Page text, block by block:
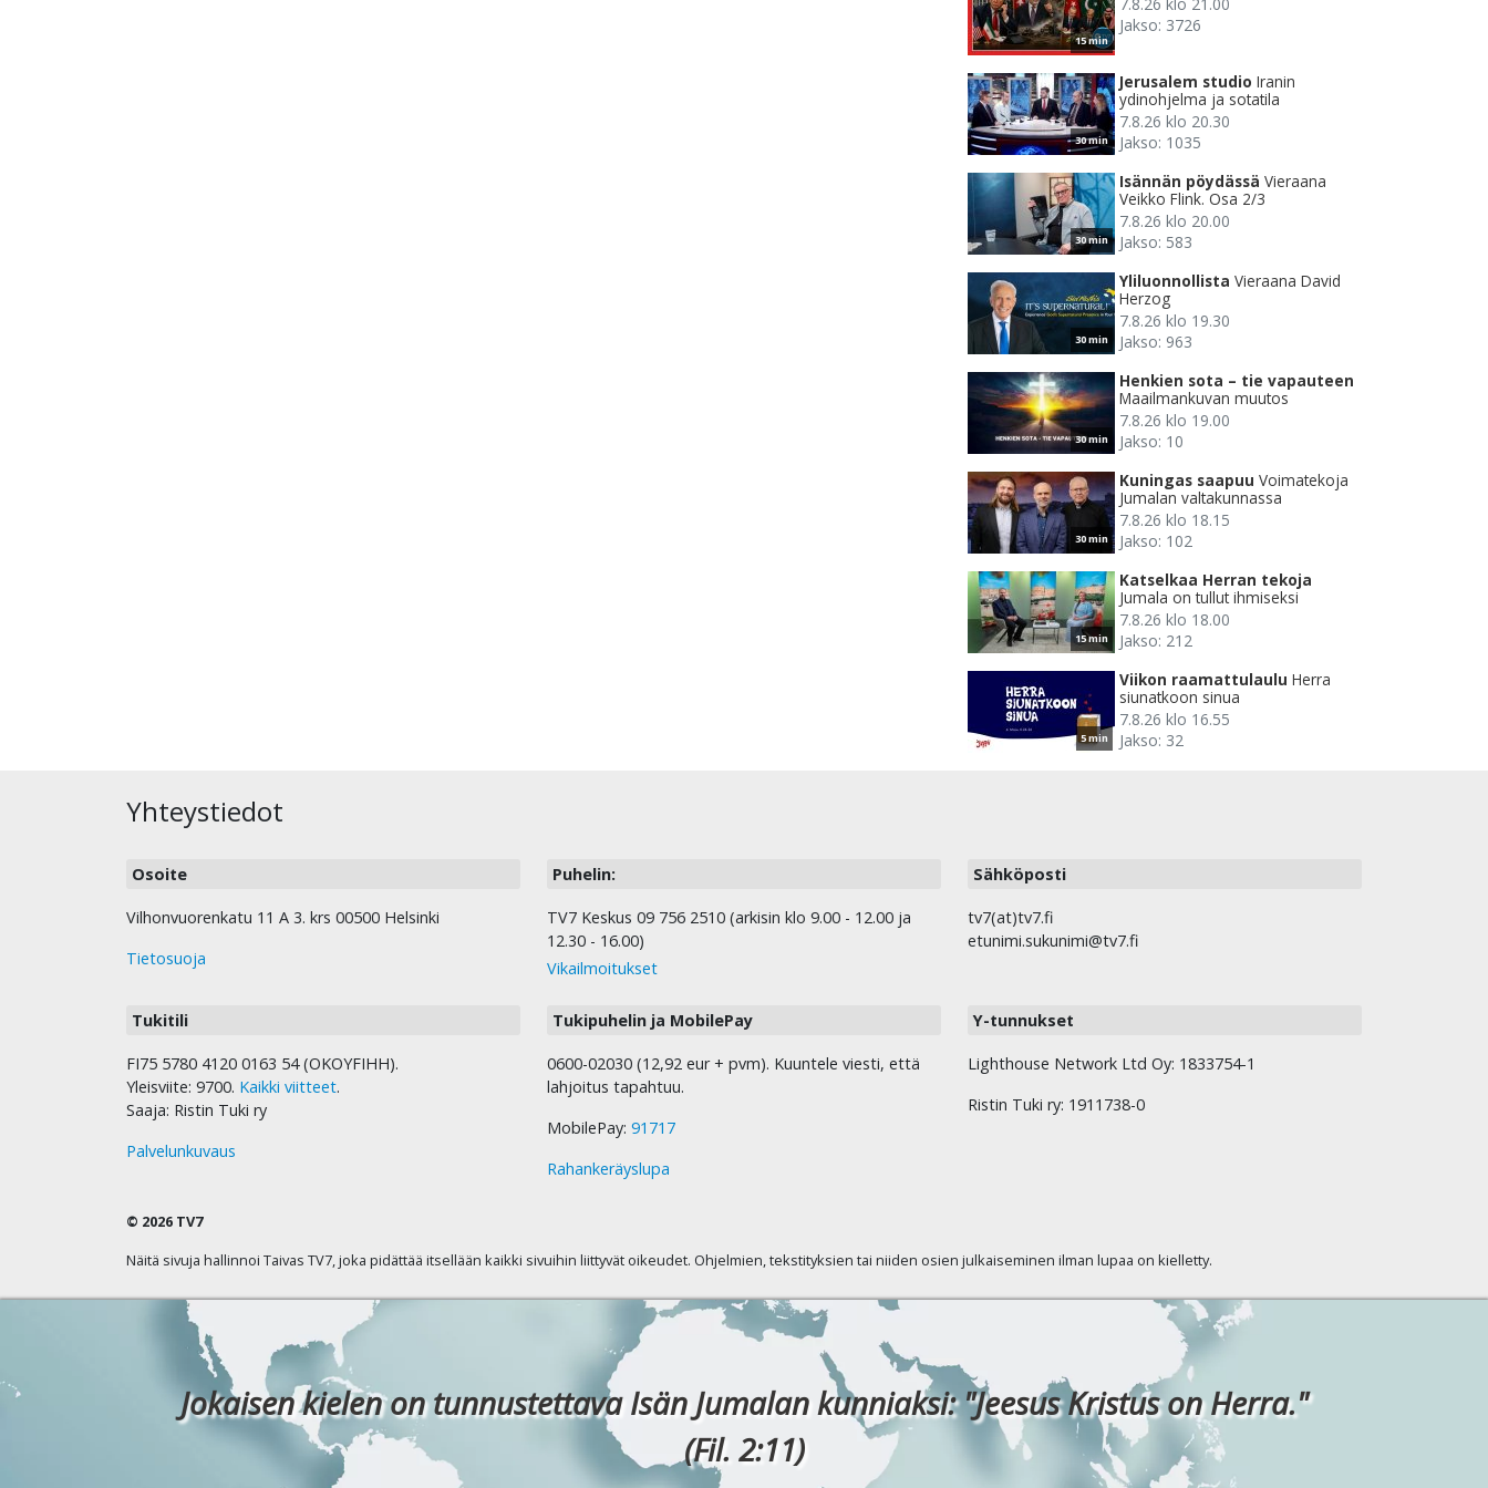
15 min
7.8.26 klo 21.00
Jakso: 3726
30 min
Jerusalem studio Iranin
ydinohjelma ja sotatila
7.8.26 klo 20.30
Jakso: 1035
30 min
Isännän pöydässä Vieraana
Veikko Flink. Osa 2/3
7.8.26 klo 20.00
Jakso: 583
30 min
Yliluonnollista Vieraana David
Herzog
7.8.26 klo 19.30
Jakso: 963
30 min
Henkien sota – tie vapauteen
Maailmankuvan muutos
7.8.26 klo 19.00
Jakso: 10
30 min
Kuningas saapuu Voimatekoja
Jumalan valtakunnassa
7.8.26 klo 18.15
Jakso: 102
15 min
Katselkaa Herran tekoja
Jumala on tullut ihmiseksi
7.8.26 klo 18.00
Jakso: 212
5 min
Viikon raamattulaulu Herra
siunatkoon sinua
7.8.26 klo 16.55
Jakso: 32
Yhteystiedot
Osoite
Vilhonvuorenkatu 11 A 3. krs 00500 Helsinki
Tietosuoja
Puhelin:
TV7 Keskus 09 756 2510 (arkisin klo 9.00 - 12.00 ja
12.30 - 16.00)
Vikailmoitukset
Sähköposti
tv7(at)tv7.fi
etunimi.sukunimi@tv7.fi
Tukitili
FI75 5780 4120 0163 54 (OKOYFIHH).
Yleisviite: 9700. Kaikki viitteet.
Saaja: Ristin Tuki ry
Palvelunkuvaus
Tukipuhelin ja MobilePay
0600-02030 (12,92 eur + pvm). Kuuntele viesti, että
lahjoitus tapahtuu.
MobilePay: 91717
Rahankeräyslupa
Y-tunnukset
Lighthouse Network Ltd Oy: 1833754-1
Ristin Tuki ry: 1911738-0
© 2026 TV7
Näitä sivuja hallinnoi Taivas TV7, joka pidättää itsellään kaikki sivuihin liittyvät oikeudet. Ohjelmien, tekstityksien tai niiden osien julkaiseminen ilman lupaa on kielletty.
Jokaisen kielen on tunnustettava Isän Jumalan kunniaksi: "Jeesus Kristus on Herra."
(Fil. 2:11)